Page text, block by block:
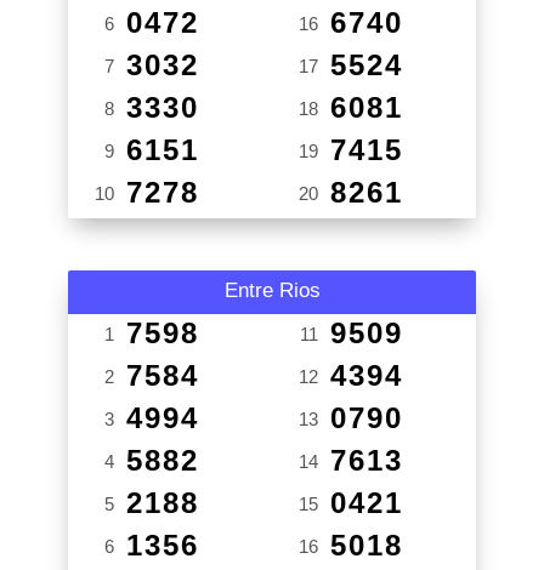
6 0472
7 3032
8 3330
9 6151
10 7278
16 6740
17 5524
18 6081
19 7415
20 8261
Entre Rios
1 7598
2 7584
3 4994
4 5882
5 2188
6 1356
11 9509
12 4394
13 0790
14 7613
15 0421
16 5018